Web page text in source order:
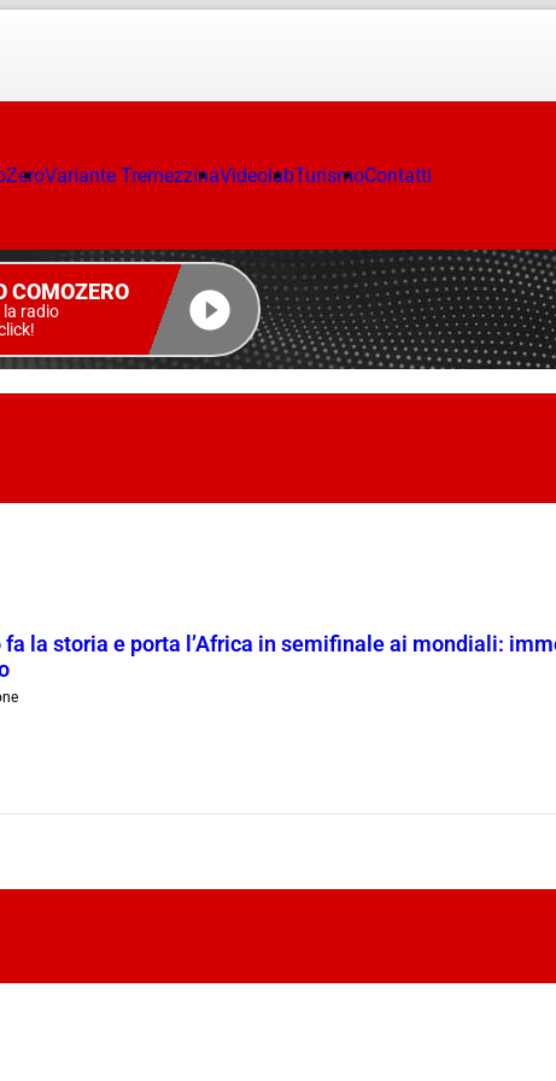
Variante TremezzinaVideolabTurismoContatti
COMOZERO
radio
fa la storia e porta l’Africa in semifinale ai mondiali: